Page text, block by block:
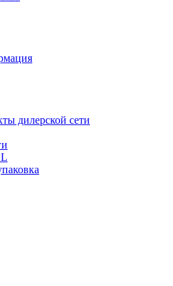
дилерской сети